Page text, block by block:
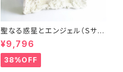
聖なる惑星とエンジェル（Ｓサイ
ズ）（フレーム・ヒーリングアー
ト）
¥9,796
38%OFF